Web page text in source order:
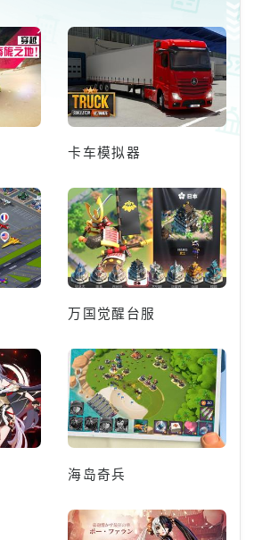
成鼠标左键。3、手游需要首先打
开设置界面，在【快捷消息】内，
设置【注意！前方有危险】，在游
戏中，打开对话栏点击【注意前方
有
卡车模拟器
万国觉醒台服
海岛奇兵